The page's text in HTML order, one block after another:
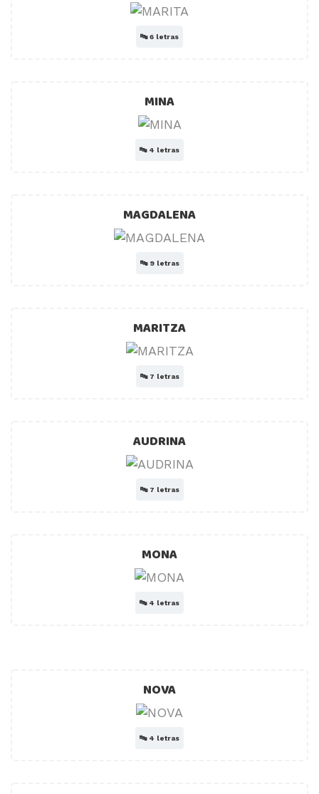
🔤6 letras
MINA
🔤 4 letras
MAGDALENA
🔤 9 letras
MARITZA
🔤 7 letras
AUDRINA
🔤 7 letras
MONA
🔤 4 letras
NOVA
🔤 4 letras